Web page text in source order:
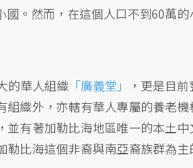
。然而，在這個人口不到60萬的
的華人組織 「廣義堂」
，更是目
織外，亦轄有華人專屬的養老機
有著加勒比海地區唯一的本土中
比海這個非裔與南亞裔族群為主